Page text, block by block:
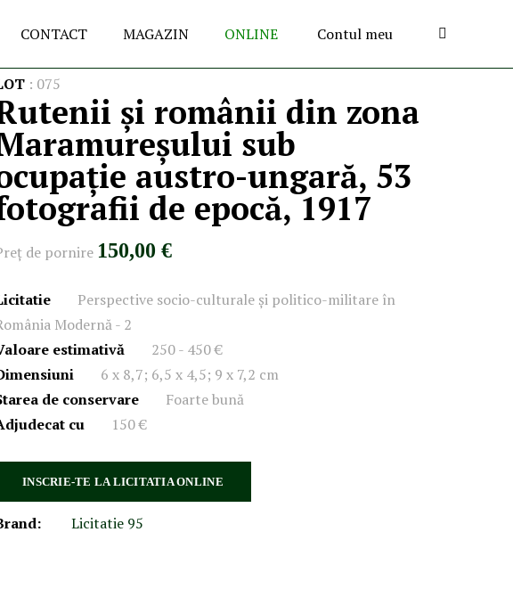
CONTACT MAGAZIN ONLINE Contul meu
: 075
și românii din zona
sub
austro-ungară, 53
de epocă, 1917
de pornire 150,00 €
Perspective socio-culturale și politico-militare în
Modernă - 2
estimativă
250 - 450 €
6 x 8,7; 6,5 x 4,5; 9 x 7,2 cm
de conservare
Foarte bună
cu
150 €
INSCRIE-TE LA LICITATIA ONLINE
Licitatie 95